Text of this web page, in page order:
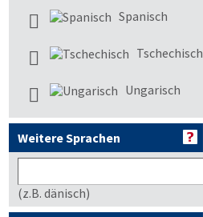
Spanisch
Tschechisch
Ungarisch
Weitere Sprachen
(z.B. dänisch)